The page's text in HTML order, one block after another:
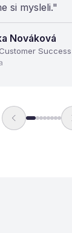
si mysleli."
Nováková
Success